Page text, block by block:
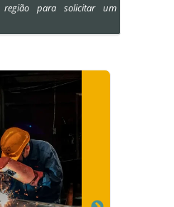
região para solicitar um